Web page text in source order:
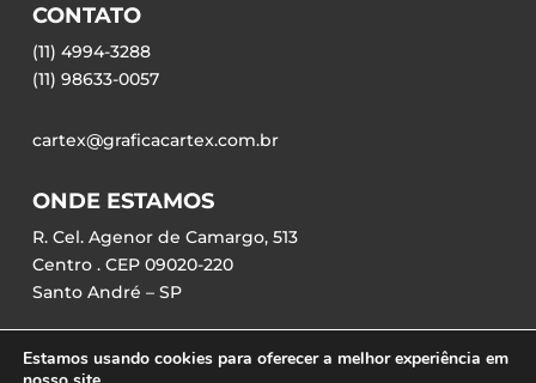
CONTATO
(11) 4994-3288
(11) 98633-0057
cartex@graficacartex.com.br
ONDE ESTAMOS
R. Cel. Agenor de Camargo, 513
Centro . CEP 09020-220
Santo André – SP
Estamos usando cookies para oferecer a melhor experiência em